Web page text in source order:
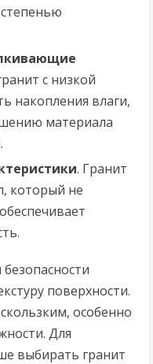
с низкой
накопления влаги,
материала
. Гранит
который не
поверхности.
особенно
Для
выбирать гранит